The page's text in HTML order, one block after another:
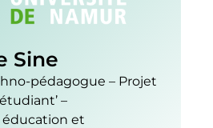
Sine
pédagogue – Projet
–
et